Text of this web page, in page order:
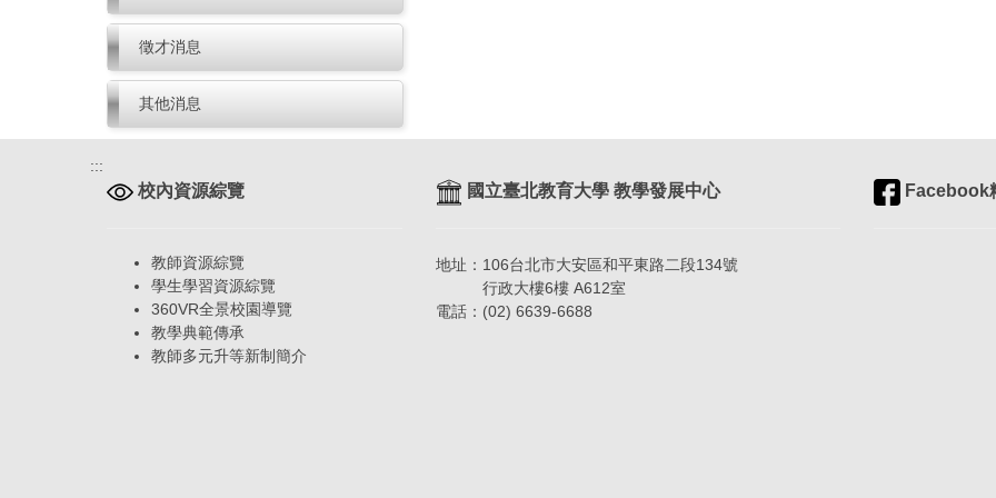
徵才消息
其他消息
:::
校內資源綜覽
教師資源綜覽
學生學習資源綜覽
360VR全景校園導覽
教學典範傳承
教師多元升等新制簡介
國立臺北教育大學 教學發展中心
地址：106台北市大安區和平東路二段134號
行政大樓6樓 A612室
電話：(02) 6639-6688
Facebook